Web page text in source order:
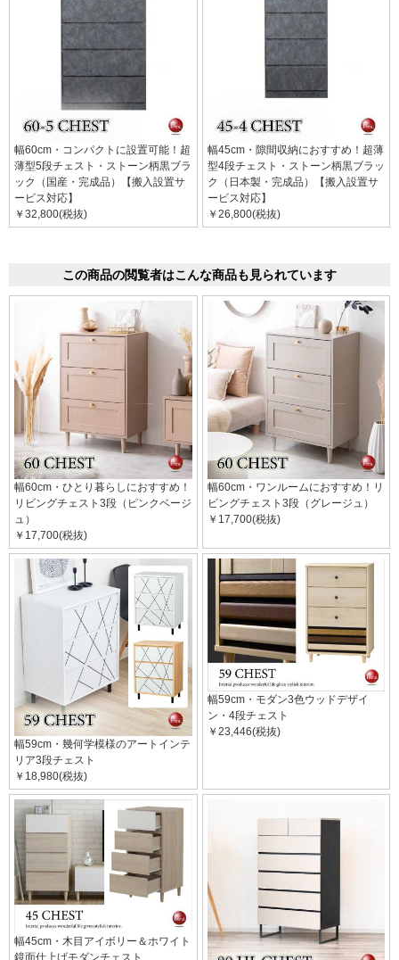
幅60cm・コンパクトに設置可能！超
薄型5段チェスト・ストーン柄黒ブラ
ック（国産・完成品）【搬入設置サ
ービス対応】
￥32,800(税抜)
幅45cm・隙間収納におすすめ！超薄
型4段チェスト・ストーン柄黒ブラッ
ク（日本製・完成品）【搬入設置サ
ービス対応】
￥26,800(税抜)
この商品の閲覧者はこんな商品も見られています
幅60cm・ひとり暮らしにおすすめ！
リビングチェスト3段（ピンクベージ
ュ）
￥17,700(税抜)
幅60cm・ワンルームにおすすめ！リ
ビングチェスト3段（グレージュ）
￥17,700(税抜)
幅59cm・幾何学模様のアートインテ
リア3段チェスト
￥18,980(税抜)
幅59cm・モダン3色ウッドデザイ
ン・4段チェスト
￥23,446(税抜)
幅45cm・木目アイボリー＆ホワイト
鏡面仕上げモダンチェスト